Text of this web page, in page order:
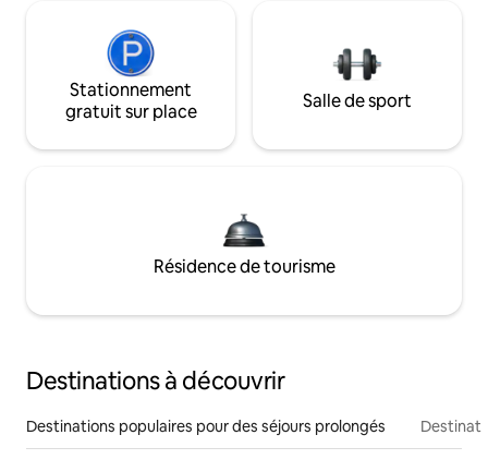
Stationnement
gratuit sur place
Salle de sport
Résidence de tourisme
Destinations à découvrir
Destinations populaires pour des séjours prolongés